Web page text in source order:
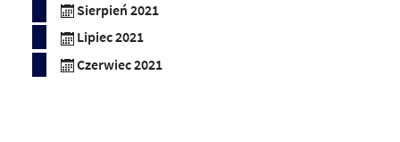
Sierpień 2021
Lipiec 2021
Czerwiec 2021